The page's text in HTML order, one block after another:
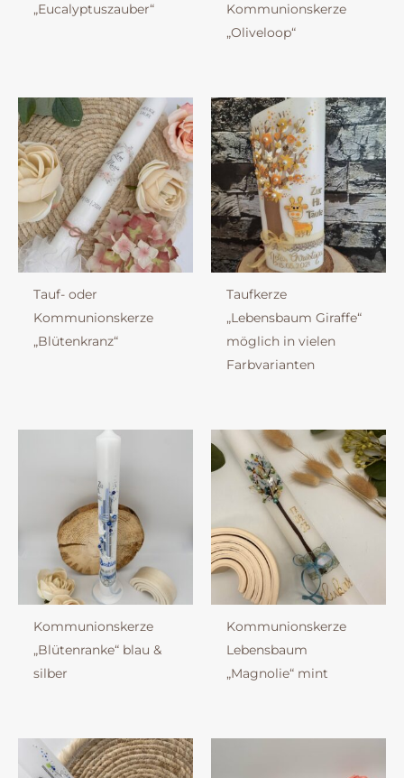
„Eucalyptuszauber“
Kommunionskerze
„Oliveloop“
Tauf- oder
Kommunionskerze
„Blütenkranz“
Taufkerze
„Lebensbaum Giraffe“
möglich in vielen
Farbvarianten
Kommunionskerze
„Blütenranke“ blau &
silber
Kommunionskerze
Lebensbaum
„Magnolie“ mint